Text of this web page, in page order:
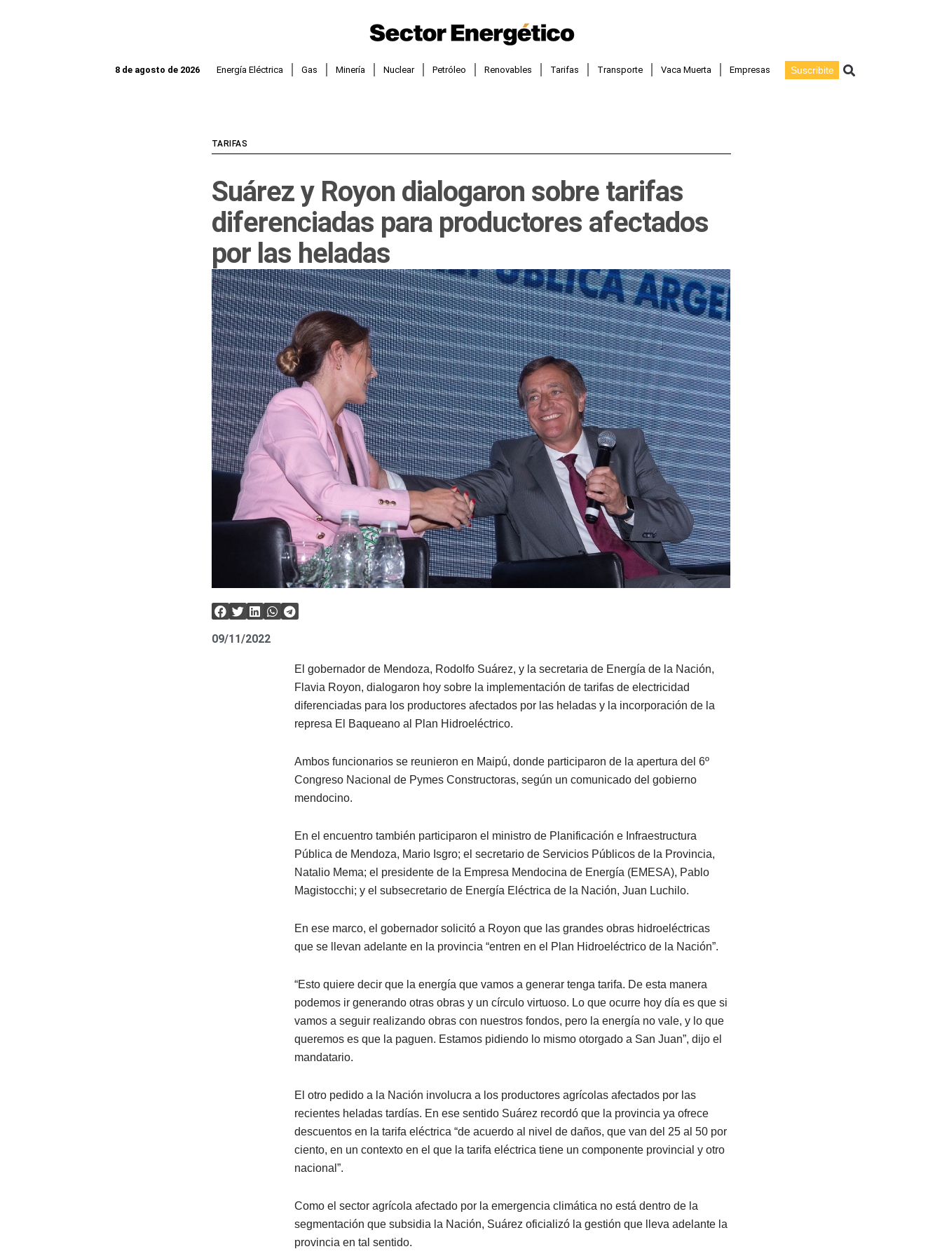
8 de agosto de 2026 Energía Eléctrica Gas Minería Nuclear Petróleo Renovables Tarifas Transporte Vaca Muerta Empresas Suscribite Buscar
TARIFAS
Suárez y Royon dialogaron sobre tarifas
diferenciadas para productores afectados
por las heladas
09/11/2022
El gobernador de Mendoza, Rodolfo Suárez, y la secretaria de Energía de la Nación,
Flavia Royon, dialogaron hoy sobre la implementación de tarifas de electricidad
diferenciadas para los productores afectados por las heladas y la incorporación de la
represa El Baqueano al Plan Hidroeléctrico.
Ambos funcionarios se reunieron en Maipú, donde participaron de la apertura del 6º
Congreso Nacional de Pymes Constructoras, según un comunicado del gobierno
mendocino.
En el encuentro también participaron el ministro de Planificación e Infraestructura
Pública de Mendoza, Mario Isgro; el secretario de Servicios Públicos de la Provincia,
Natalio Mema; el presidente de la Empresa Mendocina de Energía (EMESA), Pablo
Magistocchi; y el subsecretario de Energía Eléctrica de la Nación, Juan Luchilo.
En ese marco, el gobernador solicitó a Royon que las grandes obras hidroeléctricas
que se llevan adelante en la provincia “entren en el Plan Hidroeléctrico de la Nación”.
“Esto quiere decir que la energía que vamos a generar tenga tarifa. De esta manera
podemos ir generando otras obras y un círculo virtuoso. Lo que ocurre hoy día es que si
vamos a seguir realizando obras con nuestros fondos, pero la energía no vale, y lo que
queremos es que la paguen. Estamos pidiendo lo mismo otorgado a San Juan”, dijo el
mandatario.
El otro pedido a la Nación involucra a los productores agrícolas afectados por las
recientes heladas tardías. En ese sentido Suárez recordó que la provincia ya ofrece
descuentos en la tarifa eléctrica “de acuerdo al nivel de daños, que van del 25 al 50 por
ciento, en un contexto en el que la tarifa eléctrica tiene un componente provincial y otro
nacional”.
Como el sector agrícola afectado por la emergencia climática no está dentro de la
segmentación que subsidia la Nación, Suárez oficializó la gestión que lleva adelante la
provincia en tal sentido.